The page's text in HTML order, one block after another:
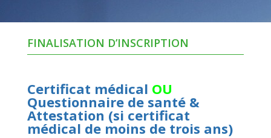
FINALISATION D’INSCRIPTION
Certificat médical OU
Questionnaire de santé &
Attestation (si certificat
médical de moins de trois ans)